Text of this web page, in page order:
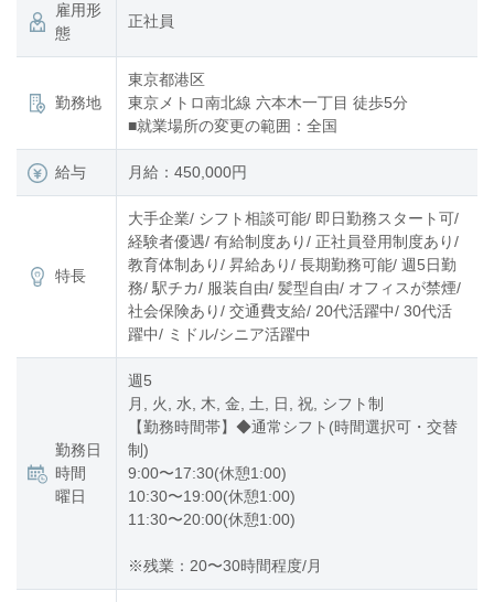
雇用形
態
正社員
勤務地
東京都港区
東京メトロ南北線 六本木一丁目 徒歩5分
■就業場所の変更の範囲：全国
給与 月給：450,000円
特長
大手企業/ シフト相談可能/ 即日勤務スタート可/
経験者優遇/ 有給制度あり/ 正社員登用制度あり/
教育体制あり/ 昇給あり/ 長期勤務可能/ 週5日勤
務/ 駅チカ/ 服装自由/ 髪型自由/ オフィスが禁煙/
社会保険あり/ 交通費支給/ 20代活躍中/ 30代活
躍中/ ミドル/シニア活躍中
勤務日
時間
曜日
週5
月, 火, 水, 木, 金, 土, 日, 祝, シフト制
【勤務時間帯】◆通常シフト(時間選択可・交替
制)
9:00〜17:30(休憩1:00)
10:30〜19:00(休憩1:00)
11:30〜20:00(休憩1:00)
※残業：20〜30時間程度/月